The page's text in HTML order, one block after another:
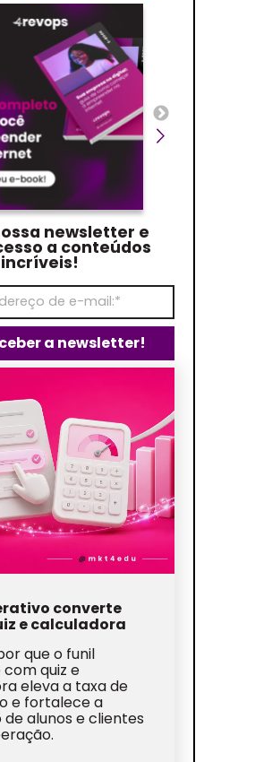
newsletter e
a conteúdos
incríveis!
converte
e calculadora
que o funil
quiz e
eleva a taxa de
e fortalece a
alunos e clientes